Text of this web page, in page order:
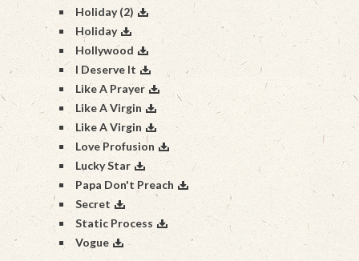
Holiday (2)
Holiday
Hollywood
I Deserve It
Like A Prayer
Like A Virgin
Like A Virgin
Love Profusion
Lucky Star
Papa Don't Preach
Secret
Static Process
Vogue